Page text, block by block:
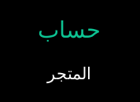
حساب
المتجر